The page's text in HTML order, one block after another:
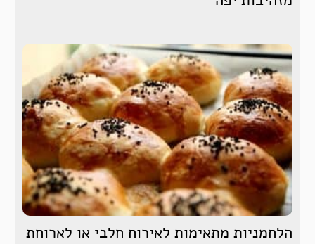
הלחמניות מתאימות לאירוח חלבי או לארוחת